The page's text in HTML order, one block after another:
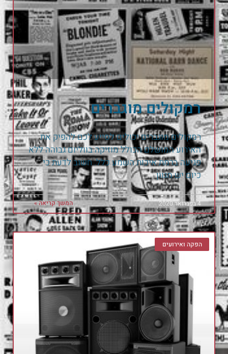
רמקולים מוגברים
רמקולים מוגברים יכולים לסייע לכם להפיק את
האירוע המושלם הכולל מוזיקה בווליום גבוהה ללא
פגיעה ברמת איכות השמע כלל. חשוב לדעת כי
כיום יש מגוון
המשך קריאה » 4 בפברואר 2020
הפקה ואירועים